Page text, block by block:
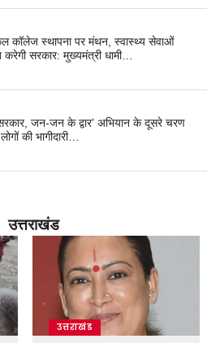
कॉलेज स्थापना पर मंथन, स्वास्थ्य सेवाओं
सरकार: मुख्यमंत्री धामी…
जन-जन के द्वार’ अभियान के दूसरे चरण
की भागीदारी…
उत्तराखंड
उत्तराखंड